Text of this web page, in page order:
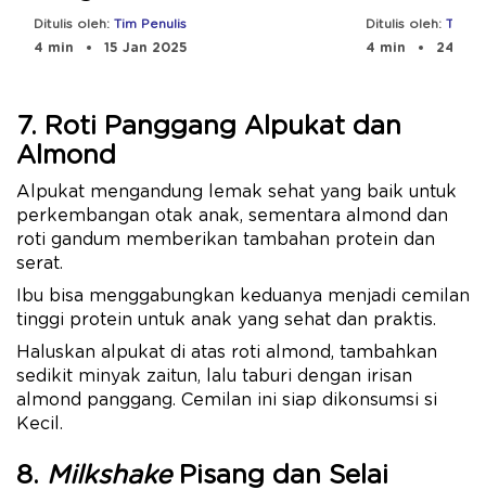
Ditulis oleh: Tim Penulis
4 min
15 Jan 2025
Optimal
Ditulis oleh: Tim
4 min
24
7. Roti Panggang Alpukat dan
Almond
Alpukat mengandung lemak sehat yang baik untuk
perkembangan otak anak, sementara almond dan
roti gandum memberikan tambahan protein dan
serat.
Ibu bisa menggabungkan keduanya menjadi cemilan
tinggi protein untuk anak yang sehat dan praktis.
Haluskan alpukat di atas roti almond, tambahkan
sedikit minyak zaitun, lalu taburi dengan irisan
almond panggang. Cemilan ini siap dikonsumsi si
Kecil.
8. Milkshake Pisang dan Selai